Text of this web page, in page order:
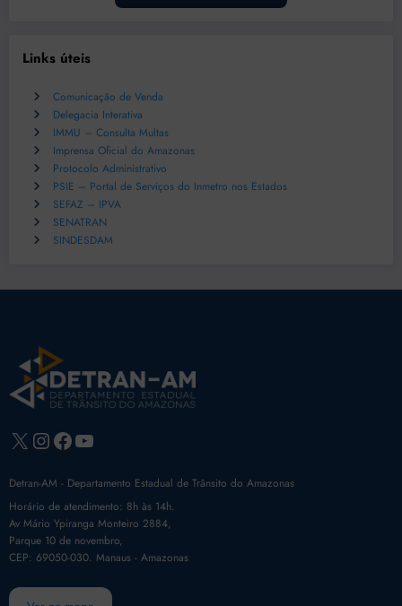
Links úteis
Comunicação de Venda
Delegacia Interativa
IMMU – Consulta Multas
Imprensa Oficial do Amazonas
Protocolo Administrativo
PSIE – Portal de Serviços do Inmetro nos Estados
SEFAZ – IPVA
SENATRAN
SINDESDAM
X Instagram
Facebook
Youtube
Detran-AM - Departamento Estadual de Trânsito do Amazonas
Horário de atendimento: 8h às 14h.
Av Mário Ypiranga Monteiro 2884,
Parque 10 de novembro,
CEP: 69050-030. Manaus - Amazonas